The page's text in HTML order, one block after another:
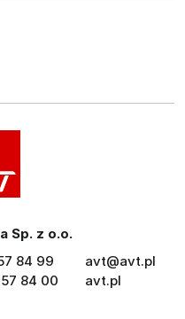
Sp. z o.o.
84 99
84 00
avt@avt.pl
avt.pl